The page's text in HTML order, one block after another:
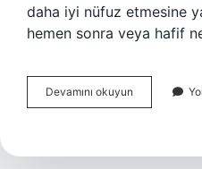
daha iyi nüfuz etmesine
hemen sonra veya hafif
Devamını okuyun
Koku